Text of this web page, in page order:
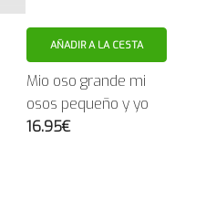
AÑADIR A LA CESTA
Mio oso grande mi
osos pequeño y yo
16.95€